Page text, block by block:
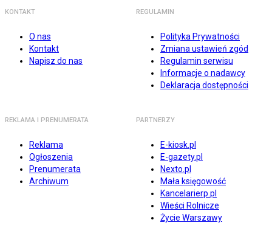
KONTAKT
O nas
Kontakt
Napisz do nas
REGULAMIN
Polityka Prywatności
Zmiana ustawień zgód
Regulamin serwisu
Informacje o nadawcy
Deklaracja dostępności
REKLAMA I PRENUMERATA
Reklama
Ogłoszenia
Prenumerata
Archiwum
PARTNERZY
E-kiosk.pl
E-gazety.pl
Nexto.pl
Mała księgowość
Kancelarierp.pl
Wieści Rolnicze
Życie Warszawy